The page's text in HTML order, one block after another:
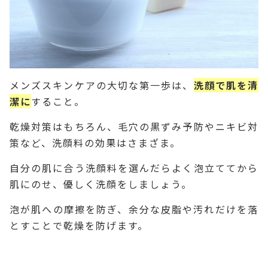
メンズスキンケアの大切な第一歩は、 洗顔で肌を清
潔にすること。
乾燥対策はもちろん、毛穴の黒ずみ予防やニキビ対
策など、洗顔料の効果はさまざま。
自分の肌に合う洗顔料を選んだらよく泡立ててから
肌にのせ、優しく洗顔をしましょう。
泡が肌への摩擦を防ぎ、余分な皮脂や汚れだけを落
とすことで乾燥を防げます。